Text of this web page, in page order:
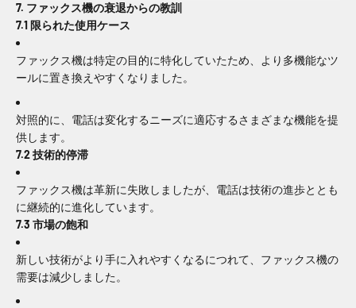
7. ファックス機の衰退からの教訓
7.1 限られた使用ケース
ファックス機は特定の目的に特化していたため、より多機能なツ
ールに置き換えやすくなりました。
対照的に、電話は変化するニーズに適応するさまざまな機能を提
供します。
7.2 技術的停滞
ファックス機は革新に失敗しましたが、電話は技術の進歩ととも
に継続的に進化しています。
7.3 市場の飽和
新しい技術がより手に入れやすくなるにつれて、ファックス機の
需要は減少しました。